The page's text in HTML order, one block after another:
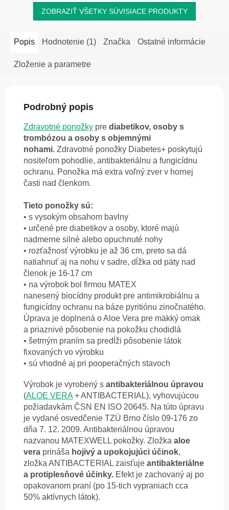
ZOBRAZIŤ VŠETKY SÚVISIACE PRODUKTY
Popis Hodnotenie (1) Značka Ostatné informácie
Zloženie a parametre
Podrobný popis
Zdravotné ponožky pre diabetikov, osoby s
trombózou a osoby s objemnými
nohami. Zdravotné ponožky Diabetes+ poskytujú
nositeľom pohodlie, antibakteriálnu a fungicídnu
ochranu. Ponožka má extra voľný zver v hornej
časti nad členkom.
Tieto ponožky sú:
• s vysokým obsahom bavlny
• určené pre diabetikov a osoby, ktoré majú
nadmerne silné alebo opuchnuté nohy
• rozťažnosť výrobku je až 36 cm, preto sa dá
natiahnuť aj na nohu v sadre, dĺžka od päty nad
členok je 16-17 cm
• na výrobok bol firmou MATEX
nanesený biocídny produkt pre antimikrobiálnu a
fungicídny ochranu na báze pyritiónu zinočnatého.
Úprava je doplnená o Aloe Vera pre mäkký omak
a priaznivé pôsobenie na pokožku chodidlá
• šetrným praním sa predĺži pôsobenie látok
fixovaných vo výrobku
• sú vhodné aj pri pooperačných stavoch
Výrobok je vyrobený s antibakteriálnou úpravou
(ALOE VERA+ ANTIBACTERIAL), vyhovujúcou
požiadavkám ČSN EN ISO 20645. Na túto úpravu
je vydané osvedčenie TZÚ Brno číslo 09-176 zo
dňa 7. 12. 2009. Antibakteriálnou úpravou
nazvanou MATEXWELL pokožky. Zložka aloe
vera prináša hojivý a upokojujúci účinok,
zložka ANTIBACTERIAL zaisťuje antibakteriálne
a protiplesňové účinky. Efekt je zachovaný aj po
opakovanom praní (po 15-tich vypraniach cca
50% aktívnych látok).